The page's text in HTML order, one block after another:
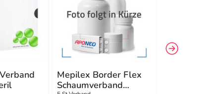
Mepilex Border Flex
Schaumverband